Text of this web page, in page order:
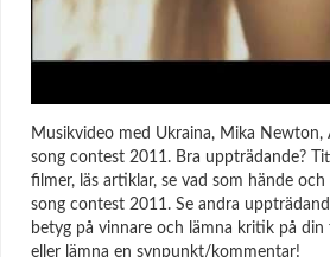
Musikvideo med Ukraina, Mika Newton,
song contest 2011. Bra uppträdande?
filmer, läs artiklar, se vad som hände
song contest 2011. Se andra
betyg på vinnare och lämna kritik på
eller lämna en synpunkt/kommentar!